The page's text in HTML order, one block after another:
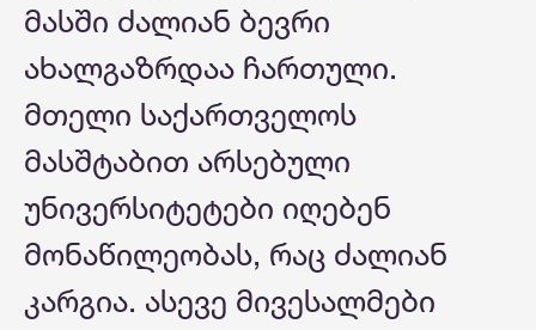
მასში ძალიან ბევრი
ახალგაზრდაა ჩართული.
მთელი საქართველოს
მასშტაბით არსებული
უნივერსიტეტები იღებენ
მონაწილეობას, რაც ძალიან
კარგია. ასევე მივესალმები